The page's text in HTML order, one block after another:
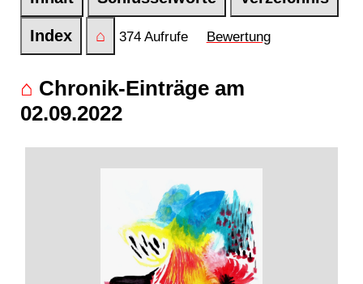
Index ⌂ 374 Aufrufe Bewertung
⌂ Chronik-Einträge am
02.09.2022